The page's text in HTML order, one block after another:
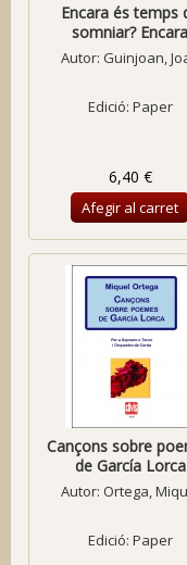
Encara és temps
somniar? Encara
Autor: Guinjoan,
Edició: Paper
6,40 €
Afegir al carret
Cançons sobre
de García Lorca
Autor: Ortega,
Edició: Paper